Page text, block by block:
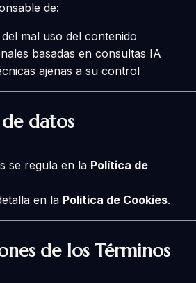
de:
mal uso del contenido
basadas en consultas IA
ajenas a su control
datos
se regula en la Política de
en la Política de Cookies.
de los Términos